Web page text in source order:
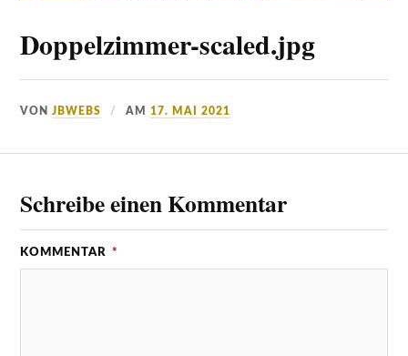
Doppelzimmer-scaled.jpg
VONJBWEBS AM17. MAI 2021
Schreibe einen Kommentar
KOMMENTAR *